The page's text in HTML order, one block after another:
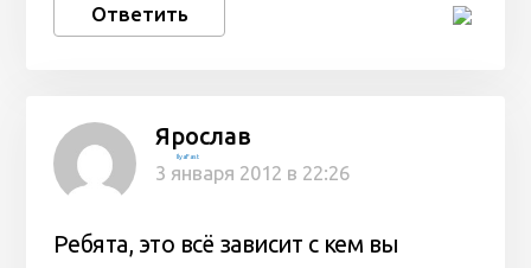
Ответить
Ярослав
IlyaFast
3 января 2012 в 22:26
Ребята, это всё зависит с кем вы